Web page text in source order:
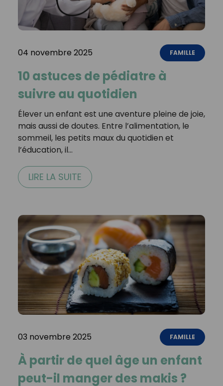
04 novembre 2025 FAMILLE
10 astuces de pédiatre à
suivre au quotidien
Élever un enfant est une aventure pleine de joie,
mais aussi de doutes. Entre l’alimentation, le
sommeil, les petits maux du quotidien et
l’éducation, il…
LIRE LA SUITE
03 novembre 2025 FAMILLE
À partir de quel âge un enfant
peut-il manger des makis ?